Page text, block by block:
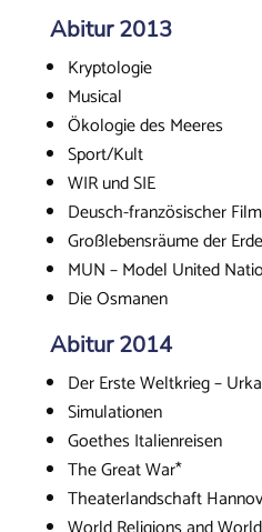
Abitur 2013
Kryptologie
Musical
Ökologie des Meeres
Sport/Kult
WIR und SIE
Deusch-französischer
Großlebensräume der Erde
MUN – Model United
Die Osmanen
Abitur 2014
Der Erste Weltkrieg –
Simulationen
Goethes Italienreisen
The Great War*
Theaterlandschaft